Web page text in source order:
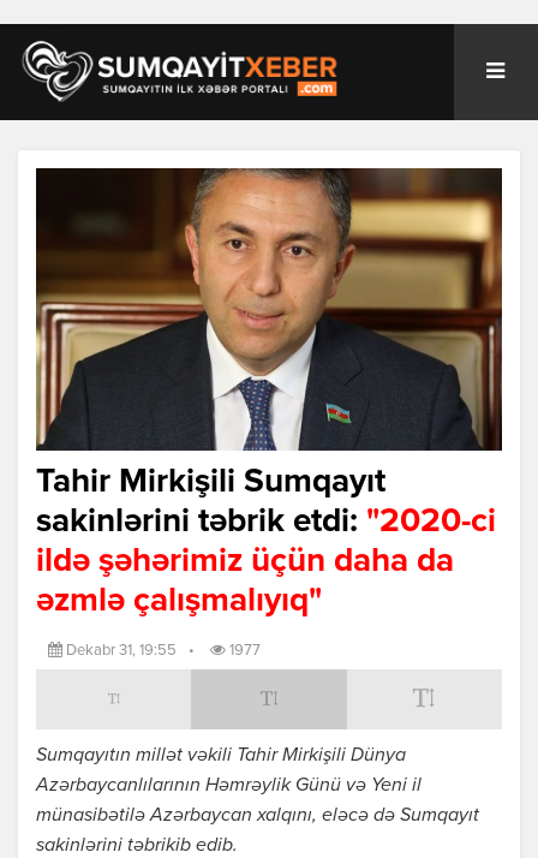
Tahir Mirkişili Sumqayıt
sakinlərini təbrik etdi: "2020-ci
ildə şəhərimiz üçün daha da
əzmlə çalışmalıyıq"
Dekabr 31, 19:55 • 1977
Sumqayıtın millət vəkili Tahir Mirkişili Dünya
Azərbaycanlılarının Həmrəylik Günü və Yeni il
münasibətilə Azərbaycan xalqını, eləcə də Sumqayıt
sakinlərini təbrikib edib.